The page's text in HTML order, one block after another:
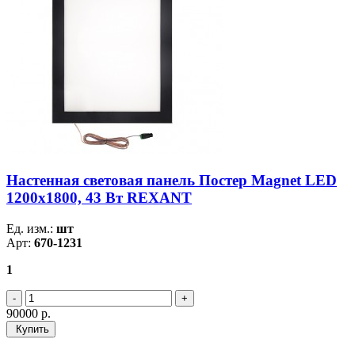
Настенная световая панель Постер Magnet LED
1200х1800, 43 Вт REXANT
Ед. изм.: шт
Арт: 670-1231
1
90000 р.
Купить